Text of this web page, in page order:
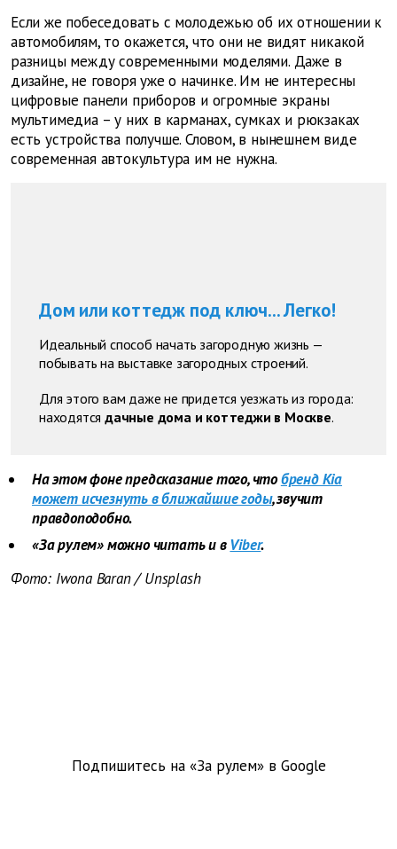
Если же побеседовать с молодежью об их отношении к
автомобилям, то окажется, что они не видят никакой
разницы между современными моделями. Даже в
дизайне, не говоря уже о начинке. Им не интересны
цифровые панели приборов и огромные экраны
мультимедиа – у них в карманах, сумках и рюкзаках
есть устройства получше. Словом, в нынешнем виде
современная автокультура им не нужна.
Дом или коттедж под ключ... Легко!
Идеальный способ начать загородную жизнь —
побывать на выставке загородных строений.
Для этого вам даже не придется уезжать из города:
находятся дачные дома и коттеджи в Москве.
На этом фоне предсказание того, чтобренд Kia
может исчезнуть в ближайшие годы, звучит
правдоподобно.
«За рулем» можно читать и вViber.
Фото: Iwona Baran / Unsplash
Подпишитесь на «За рулем» в Google